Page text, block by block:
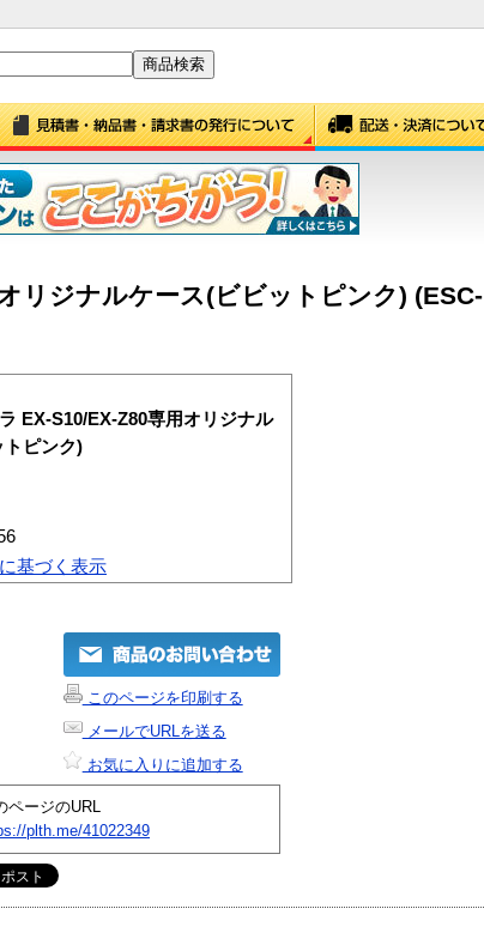
リジナルケース(ビビットピンク) (ESC-
EX-S10/EX-Z80専用オリジナル
トピンク)
基づく表示
このページを印刷する
メールでURLを送る
お気に入りに追加する
ページのURL
plth.me/41022349